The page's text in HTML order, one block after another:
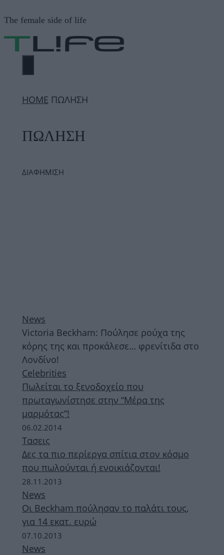
σε
περιεχόμενο
The female side of life
ΜΕΝΟΎ
ΗΟΜΕ ΠΩΛΗΣΗ
ΠΩΛΗΣΗ
ΔΙΑΦΗΜΙΣΗ
News
Victoria Beckham: Πούλησε ρούχα της
κόρης της και προκάλεσε… φρενίτιδα στο
Λονδίνο!
Celebrities
Πωλείται το ξενοδοχείο που
πρωταγωνίστησε στην “Μέρα της
μαρμότας”!
06.02.2014
Τασεις
Δες τα πιο περίεργα σπίτια στον κόσμο
που πωλούνται ή ενοικιάζονται!
28.11.2013
News
Oι Beckham πούλησαν το παλάτι τους,
για 14 εκατ. ευρώ
07.10.2013
News